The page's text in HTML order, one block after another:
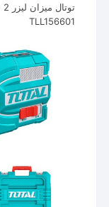
TLL156601